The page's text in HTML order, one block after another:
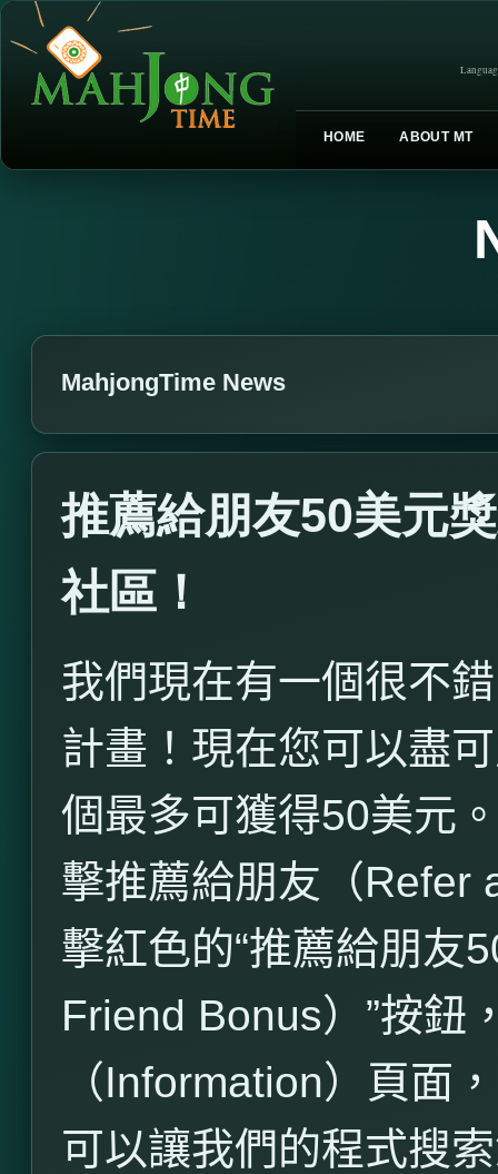
HOME ABOUT MT
MahjongTime News
推薦給朋友50美元
社區！
我們現在有一個很不
計畫！現在您可以盡
個最多可獲得50美元
擊推薦給朋友（Refer
擊紅色的“推薦給朋友
Friend Bonus）”按鈕
（Information）頁面
可以讓我們的程式搜